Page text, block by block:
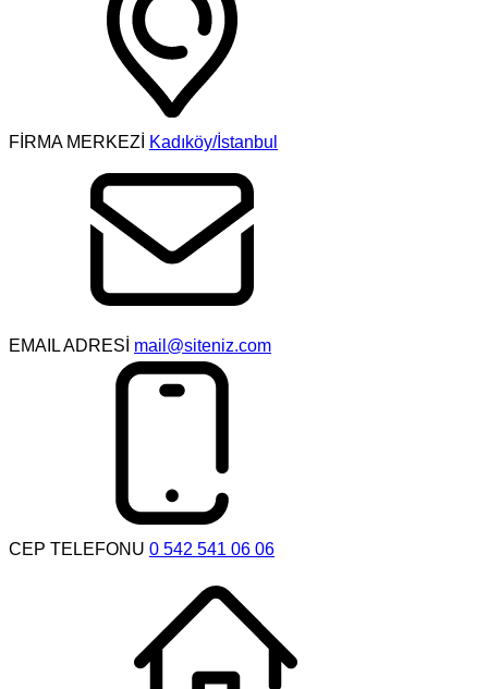
FİRMA MERKEZİ Kadıköy/İstanbul
EMAIL ADRESİ mail@siteniz.com
CEP TELEFONU 0 542 541 06 06